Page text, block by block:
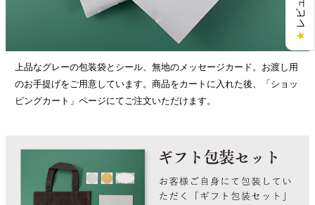
上品なグレーの包装袋とシール、無地のメッセージカード。お渡し用
のお手提げをご用意しています。商品をカートに入れた後、「ショッ
ピングカート」ページにてご注文いただけます。
★